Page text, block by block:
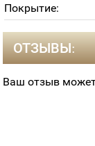
Покрытие:
ОТЗЫВЫ:
Ваш отзыв